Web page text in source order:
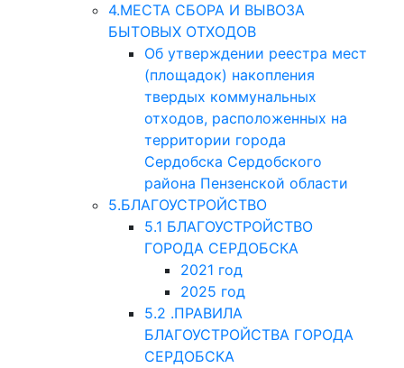
4.МЕСТА СБОРА И ВЫВОЗА
БЫТОВЫХ ОТХОДОВ
Об утверждении реестра мест
(площадок) накопления
твердых коммунальных
отходов, расположенных на
территории города
Сердобска Сердобского
района Пензенской области
5.БЛАГОУСТРОЙСТВО
5.1 БЛАГОУСТРОЙСТВО
ГОРОДА СЕРДОБСКА
2021 год
2025 год
5.2 .ПРАВИЛА
БЛАГОУСТРОЙСТВА ГОРОДА
СЕРДОБСКА